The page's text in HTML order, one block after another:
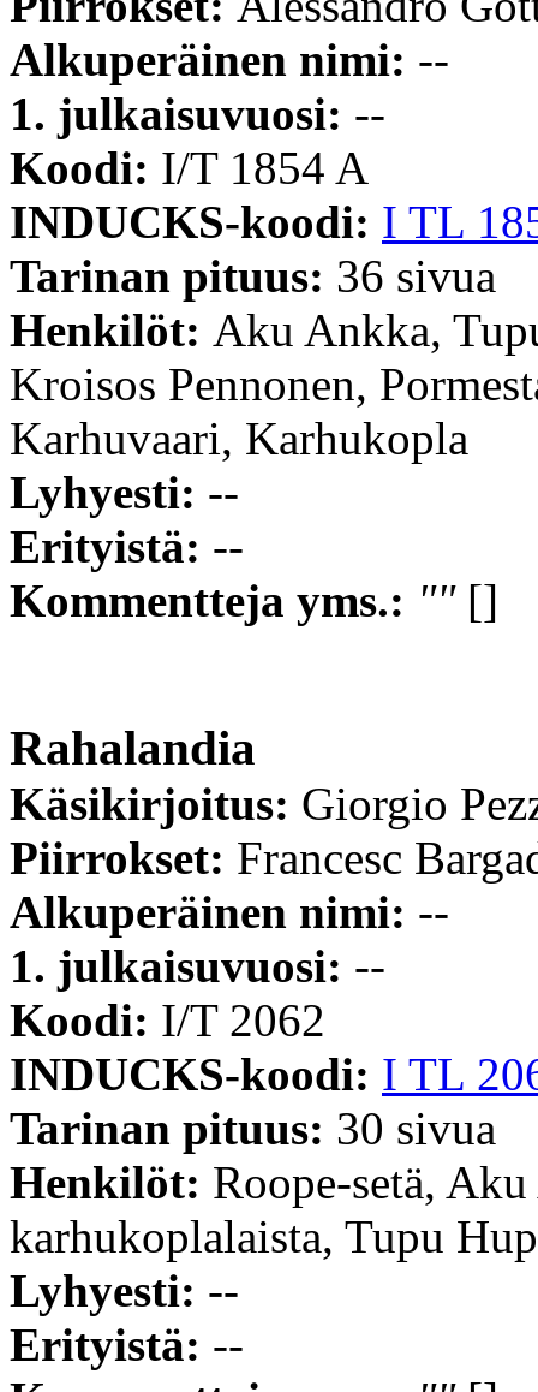
Alkuperäinen nimi: --
1. julkaisuvuosi: --
Koodi: I/T 1854 A
INDUCKS-koodi: I TL
Tarinan pituus: 36 sivua
Henkilöt: Aku Ankka,
Kroisos Pennonen,
Karhuvaari, Karhukopla
Lyhyesti: --
Erityistä: --
Kommentteja yms.: ""[]
Rahalandia
Käsikirjoitus: Giorgio
Piirrokset: Francesc
Alkuperäinen nimi: --
1. julkaisuvuosi: --
Koodi: I/T 2062
INDUCKS-koodi: I TL
Tarinan pituus: 30 sivua
Henkilöt: Roope-setä,
karhukoplalaista, Tupu
Lyhyesti: --
Erityistä: --